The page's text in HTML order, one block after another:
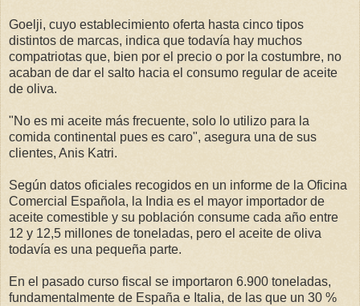
Goelji, cuyo establecimiento oferta hasta cinco tipos
distintos de marcas, indica que todavía hay muchos
compatriotas que, bien por el precio o por la costumbre, no
acaban de dar el salto hacia el consumo regular de aceite
de oliva.
"No es mi aceite más frecuente, solo lo utilizo para la
comida continental pues es caro", asegura una de sus
clientes, Anis Katri.
Según datos oficiales recogidos en un informe de la Oficina
Comercial Española, la India es el mayor importador de
aceite comestible y su población consume cada año entre
12 y 12,5 millones de toneladas, pero el aceite de oliva
todavía es una pequeña parte.
En el pasado curso fiscal se importaron 6.900 toneladas,
fundamentalmente de España e Italia, de las que un 30 %